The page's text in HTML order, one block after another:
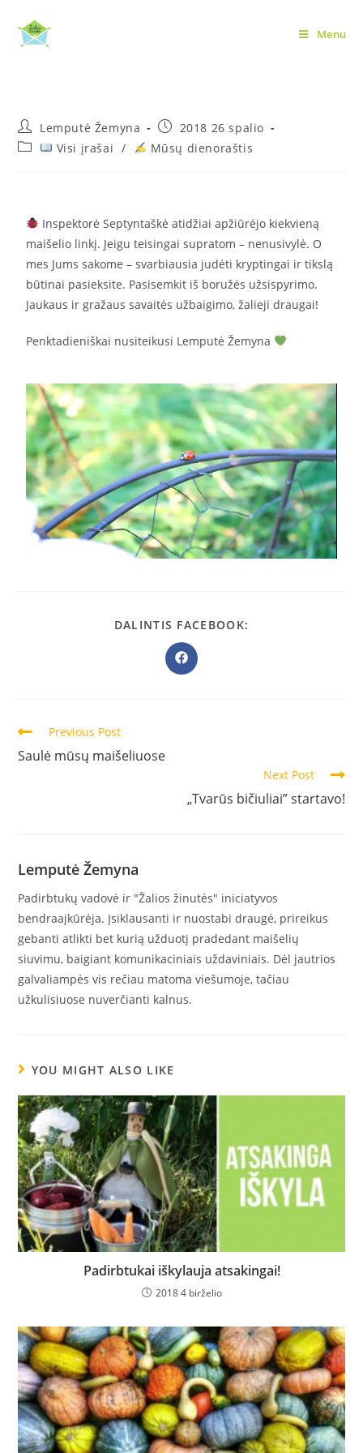
Menu
Inspektorė Septyntaškė
Lemputė Žemyna
2018 26 spalio
Visi įrašai / Mūsų dienoraštis
Inspektorė Septyntaškė atidžiai apžiūrėjo kiekvieną
maišelio linkį. Jeigu teisingai supratom – nenusivylė. O
mes Jums sakome – svarbiausia judėti kryptingai ir tikslą
būtinai pasieksite. Pasisemkit iš boružės užsispyrimo.
Jaukaus ir gražaus savaitės užbaigimo, žalieji draugai!
Penktadieniškai nusiteikusi Lemputė Žemyna
DALINTIS FACEBOOK:
Previous Post
Saulė mūsų maišeliuose
Next Post
„Tvarūs bičiuliai” startavo!
Lemputė Žemyna
Padirbtukų vadovė ir "Žalios žinutės" iniciatyvos
bendraaįkūrėja. Įsiklausanti ir nuostabi draugė, prireikus
gebanti atlikti bet kurią užduotį pradedant maišelių
siuvimu, baigiant komunikaciniais uždaviniais. Dėl jautrios
galvaliampės vis rečiau matoma viešumoje, tačiau
užkulisiuose nuverčianti kalnus.
YOU MIGHT ALSO LIKE
Padirbtukai iškylauja atsakingai!
2018 4 birželio